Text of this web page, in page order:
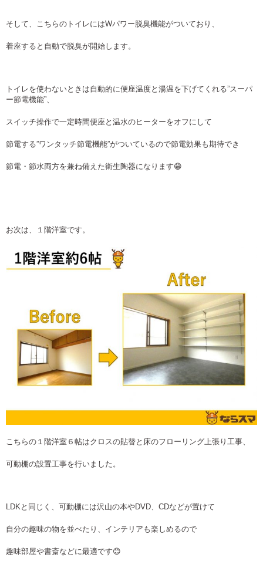
そして、こちらのトイレにはWパワー脱臭機能がついており、
着座すると自動で脱臭が開始します。
トイレを使わないときは自動的に便座温度と湯温を下げてくれる”スーパ
ー節電機能”、
スイッチ操作で一定時間便座と温水のヒーターをオフにして
節電する”ワンタッチ節電機能”がついているので節電効果も期待でき
節電・節水両方を兼ね備えた衛生陶器になります😁
お次は、１階洋室です。
こちらの１階洋室６帖はクロスの貼替と床のフローリング上張り工事、
可動棚の設置工事を行いました。
LDKと同じく、可動棚には沢山の本やDVD、CDなどが置けて
自分の趣味の物を並べたり、インテリアも楽しめるので
趣味部屋や書斎などに最適です😊